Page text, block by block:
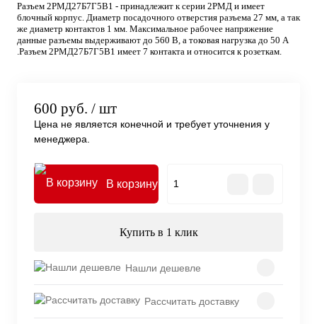
Разъем 2РМД27Б7Г5В1 - принадлежит к серии 2РМД и имеет
блочный корпус. Диаметр посадочного отверстия разъема 27 мм, а так
же диаметр контактов 1 мм. Максимальное рабочее напряжение
данные разъемы выдерживают до 560 В, а токовая нагрузка до 50 А
.Разъем 2РМД27Б7Г5В1 имеет 7 контакта и относится к розеткам.
600 руб. / шт
Цена не является конечной и требует уточнения у
менеджера.
В корзину
Купить в 1 клик
Нашли дешевле
Рассчитать доставку